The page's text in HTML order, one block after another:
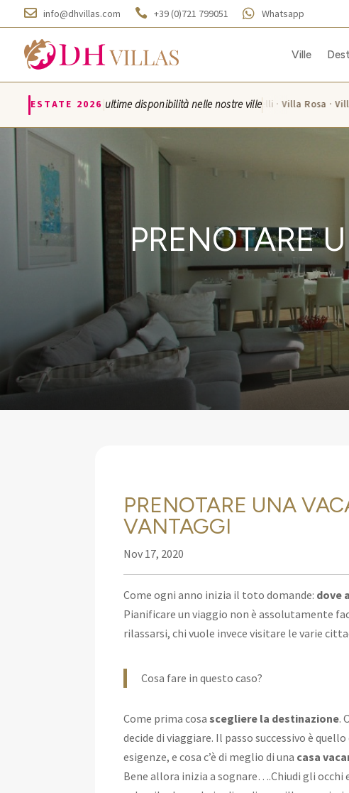
 info@dhvillas.com  +39 (0)721 799051  Whatsapp
Ville
ESTATE 2026 ultime disponibilità nelle nostre ville
Villa Azzurra · Villa Monticelli · Villa Rosa ·
PRENOTARE
PRENOTARE UNA
VANTAGGI
Nov 17, 2020
Come ogni anno inizia il toto domande: dove
Pianificare un viaggio non è assolutamente
rilassarsi, chi vuole invece visitare le varie
Cosa fare in questo caso?
Come prima cosascegliere la destinazione.
decide di viaggiare. Il passo successivo è
esigenze, e cosa c’è di meglio di una casa
Bene allora inizia a sognare….Chiudi gli